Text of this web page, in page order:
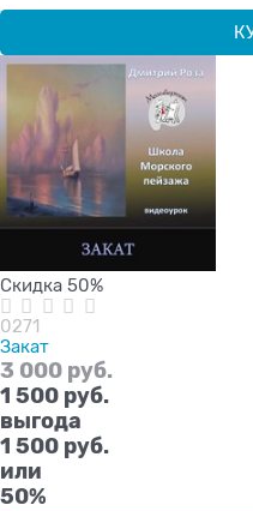
Скидка 50%
0271
Закат
3 000 руб.
1 500 руб.
выгода
1 500 руб.
или
50%